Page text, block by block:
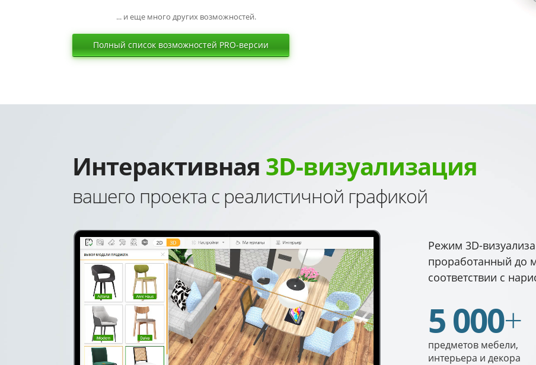
... и еще много других возможностей.
Полный список возможностей PRO-версии
Интерактивная 3D-визуализация
вашего проекта с реалистичной графикой
Режим 3D-
проработанный до
соответствии с
5 000+
предметов мебели,
интерьера и декора